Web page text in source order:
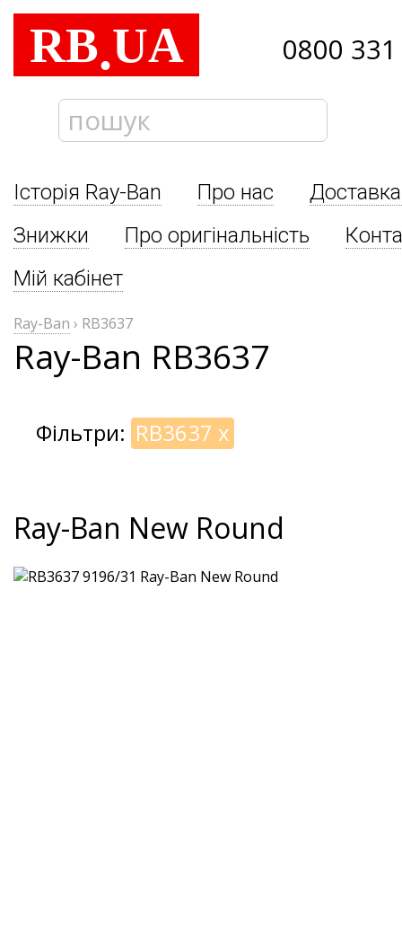
RB.UA 0800
Історія Ray-Ban Про нас
Знижки
Про оригінальність
Мій кабінет
Ray-Ban › RB3637
Ray-Ban RB3637
Фільтри: RB3637 x
Ray-Ban New Round